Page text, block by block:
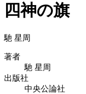
四神の旗
馳 星周
著者
馳 星周
出版社
中央公論社